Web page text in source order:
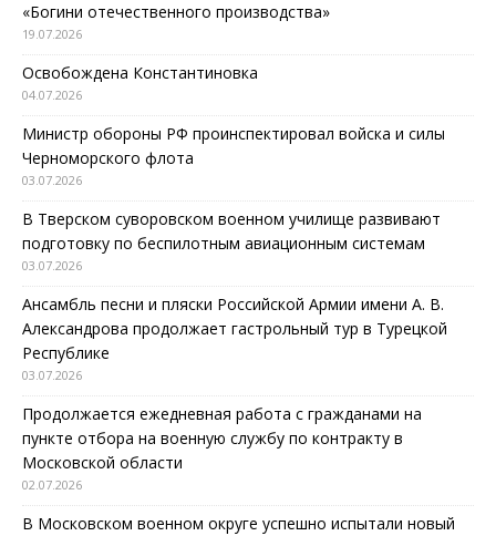
«Богини отечественного производства»
19.07.2026
Освобождена Константиновка
04.07.2026
Министр обороны РФ проинспектировал войска и силы
Черноморского флота
03.07.2026
В Тверском суворовском военном училище развивают
подготовку по беспилотным авиационным системам
03.07.2026
Ансамбль песни и пляски Российской Армии имени А. В.
Александрова продолжает гастрольный тур в Турецкой
Республике
03.07.2026
Продолжается ежедневная работа с гражданами на
пункте отбора на военную службу по контракту в
Московской области
02.07.2026
В Московском военном округе успешно испытали новый